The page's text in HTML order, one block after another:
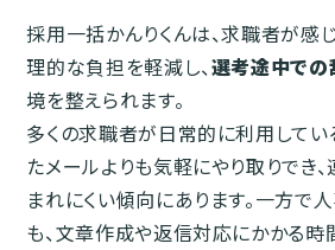
採用一括かんりくんは、求職者が感
理的な負担を軽減し、選考途中での
境を整えられます。
多くの求職者が日常的に利用してい
たメールよりも気軽にやり取りでき
まれにくい傾向にあります。一方で
も、文章作成や返信対応にかかる時